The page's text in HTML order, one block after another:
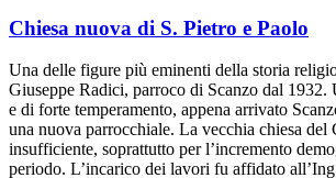
Chiesa nuova di S. Pietro e Paolo
Una delle figure più eminenti della storia
Giuseppe Radici, parroco di Scanzo dal 1932.
e di forte temperamento, appena arrivato
una nuova parrocchiale. La vecchia chiesa del
insufficiente, soprattutto per l’incremento
periodo. L’incarico dei lavori fu affidato